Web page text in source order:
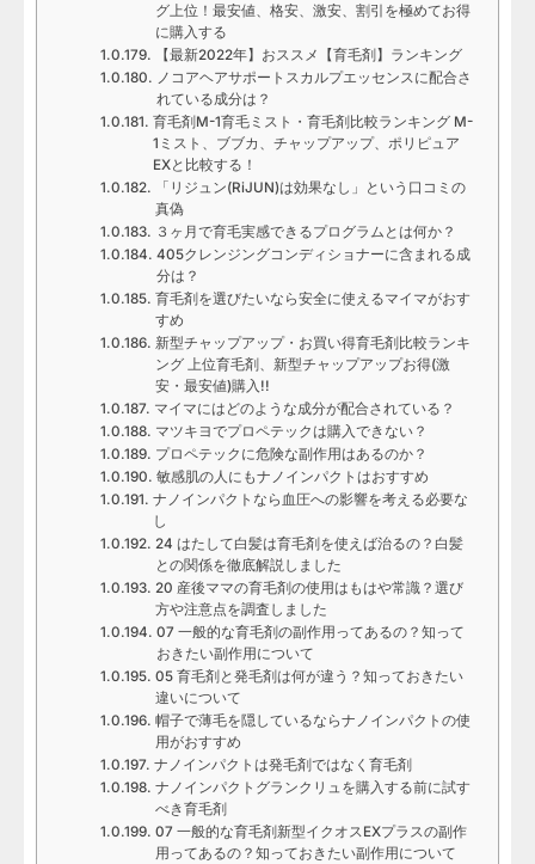
グ上位！最安値、格安、激安、割引を極めてお得
に購入する
【最新2022年】おススメ【育毛剤】ランキング
ノコアヘアサポートスカルプエッセンスに配合さ
れている成分は？
育毛剤M-1育毛ミスト・育毛剤比較ランキング M-
1ミスト、ブブカ、チャップアップ、ポリピュア
EXと比較する！
「リジュン(RiJUN)は効果なし」という口コミの
真偽
３ヶ月で育毛実感できるプログラムとは何か？
405クレンジングコンディショナーに含まれる成
分は？
育毛剤を選びたいなら安全に使えるマイマがおす
すめ
新型チャップアップ・お買い得育毛剤比較ランキ
ング 上位育毛剤、新型チャップアップお得(激
安・最安値)購入!!
マイマにはどのような成分が配合されている？
マツキヨでプロペテックは購入できない？
プロペテックに危険な副作用はあるのか？
敏感肌の人にもナノインパクトはおすすめ
ナノインパクトなら血圧への影響を考える必要な
し
24 はたして白髪は育毛剤を使えば治るの？白髪
との関係を徹底解説しました
20 産後ママの育毛剤の使用はもはや常識？選び
方や注意点を調査しました
07 一般的な育毛剤の副作用ってあるの？知って
おきたい副作用について
05 育毛剤と発毛剤は何が違う？知っておきたい
違いについて
帽子で薄毛を隠しているならナノインパクトの使
用がおすすめ
ナノインパクトは発毛剤ではなく育毛剤
ナノインパクトグランクリュを購入する前に試す
べき育毛剤
07 一般的な育毛剤新型イクオスEXプラスの副作
用ってあるの？知っておきたい副作用について